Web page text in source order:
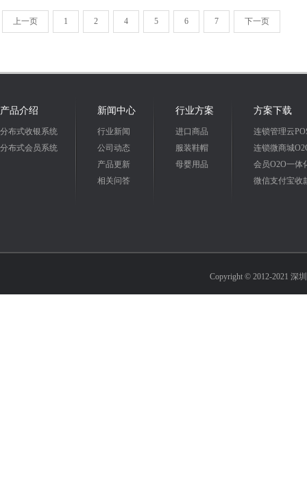
品牌文化
线下消费
上一页 1 2 4 5 6 7 下一页
产品介绍
分布式收银系统
分布式会员系统
新闻中心
行业新闻
公司动态
产品更新
相关问答
行业方案
进口商品
服装鞋帽
母婴用品
方案下载
连锁管理云
连锁微商城
会员O2O一体
微信支付宝收
Copyright © 2012-2021 深